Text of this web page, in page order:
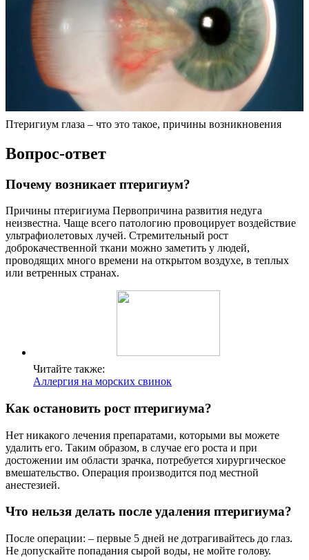
Птеригиум глаза – что это такое, причины возникновения
Вопрос-ответ
Почему возникает птеригиум?
Причины птеригиума Первопричина развития недуга
неизвестна. Чаще всего патологию провоцирует воздействие
ультрафиолетовых лучей. Стремительный рост
доброкачественной ткани можно заметить у людей,
проводящих много времени на открытом воздухе, в теплых
или ветренных странах.
Читайте также:
Аллергия на морских свинок
Как остановить рост птеригиума?
Нет никакого лечения препаратами, которыми вы можете
удалить его. Таким образом, в случае его роста и при
достожении им области зрачка, потребуется хирургическое
вмешательство. Операция производится под местной
анестезией.
Что нельзя делать после удаления птеригиума?
После операции: – первые 5 дней не дотрагивайтесь до глаз.
Не допускайте попадания сырой воды, не мойте голову.